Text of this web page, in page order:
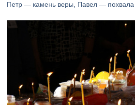
Петр — камень веры, Павел — похвала